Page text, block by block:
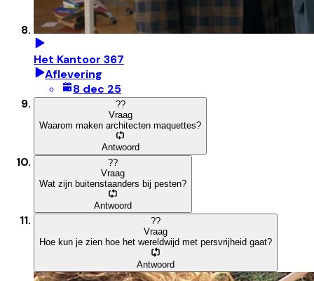
Het Kantoor 367
Aflevering
8 dec 25
??
Vraag
Waarom maken architecten maquettes?
Antwoord
??
Vraag
Wat zijn buitenstaanders bij pesten?
Antwoord
??
Vraag
Hoe kun je zien hoe het wereldwijd met persvrijheid gaat?
Antwoord